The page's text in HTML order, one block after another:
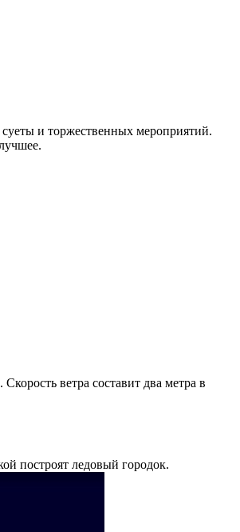
и торжественных мероприятий.
ветра составит два метра в
построят ледовый городок.